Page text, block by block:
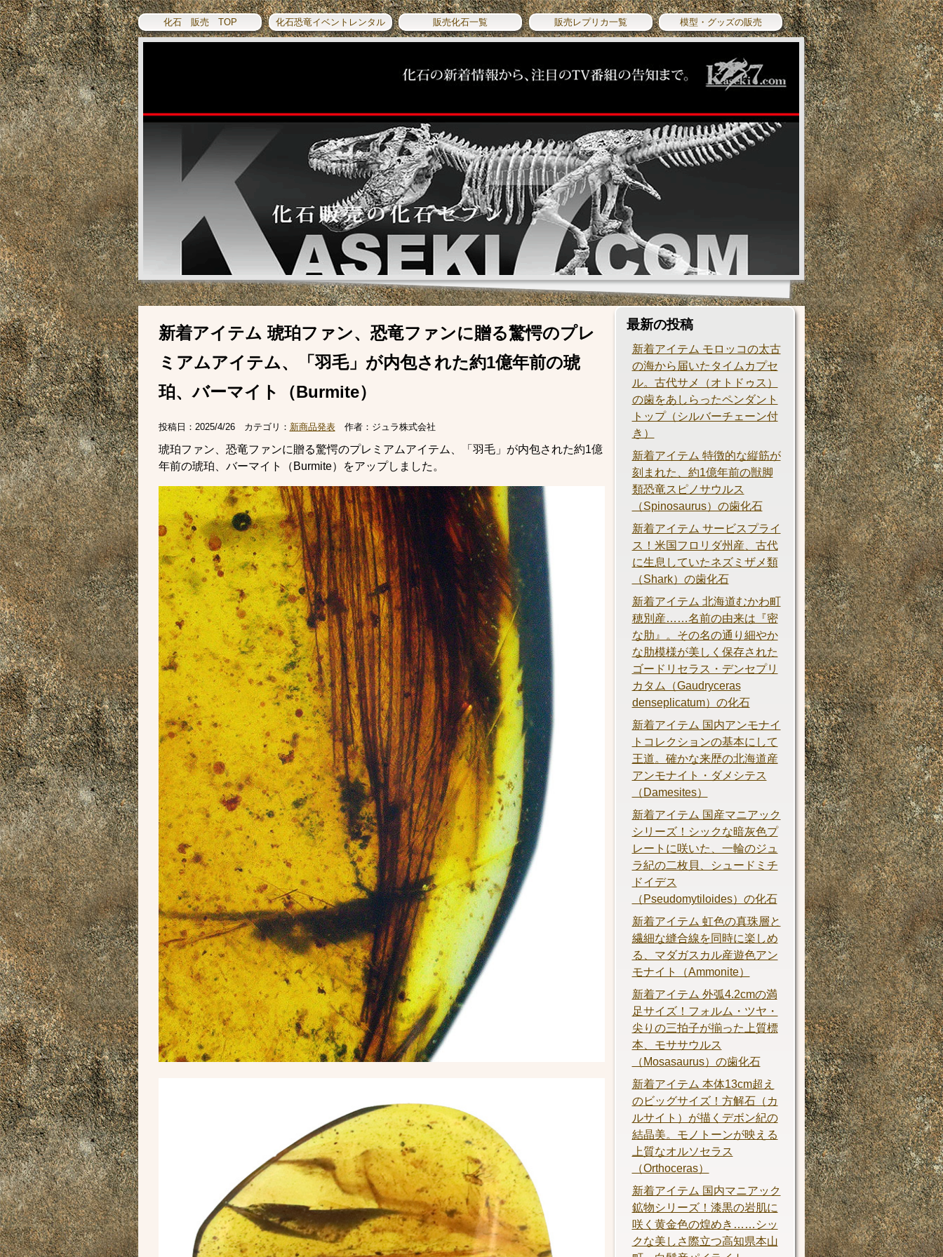
化石 販売 TOP 化石恐竜イベントレンタル 販売化石一覧 販売レプリカ一覧 模型・グッズの販売
新着アイテム 琥珀ファン、恐竜ファンに贈る驚愕のプレ
ミアムアイテム、「羽毛」が内包された約1億年前の琥
珀、バーマイト（Burmite）
投稿日： 2025/4/26カテゴリ： 新商品発表作者： ジュラ株式会社
琥珀ファン、恐竜ファンに贈る驚愕のプレミアムアイテム、「羽毛」が内包された約1億
年前の琥珀、バーマイト（Burmite）をアップしました。
最新の投稿
新着アイテム モロッコの太古
の海から届いたタイムカプセ
ル。古代サメ（オトドゥス）
の歯をあしらったペンダント
トップ（シルバーチェーン付
き）
新着アイテム 特徴的な縦筋が
刻まれた、約1億年前の獣脚
類恐竜スピノサウルス
（Spinosaurus）の歯化石
新着アイテム サービスプライ
ス！米国フロリダ州産、古代
に生息していたネズミザメ類
（Shark）の歯化石
新着アイテム 北海道むかわ町
穂別産……名前の由来は『密
な肋』。その名の通り細やか
な肋模様が美しく保存された
ゴードリセラス・デンセプリ
カタム（Gaudryceras
denseplicatum）の化石
新着アイテム 国内アンモナイ
トコレクションの基本にして
王道。確かな来歴の北海道産
アンモナイト・ダメシテス
（Damesites）
新着アイテム 国産マニアック
シリーズ！シックな暗灰色プ
レートに咲いた、一輪のジュ
ラ紀の二枚貝、シュードミチ
ドイデス
（Pseudomytiloides）の化石
新着アイテム 虹色の真珠層と
繊細な縫合線を同時に楽しめ
る、マダガスカル産遊色アン
モナイト（Ammonite）
新着アイテム 外弧4.2cmの満
足サイズ！フォルム・ツヤ・
尖りの三拍子が揃った上質標
本、モササウルス
（Mosasaurus）の歯化石
新着アイテム 本体13cm超え
のビッグサイズ！方解石（カ
ルサイト）が描くデボン紀の
結晶美。モノトーンが映える
上質なオルソセラス
（Orthoceras）
新着アイテム 国内マニアック
鉱物シリーズ！漆黒の岩肌に
咲く黄金色の煌めき……シッ
クな美しさ際立つ高知県本山